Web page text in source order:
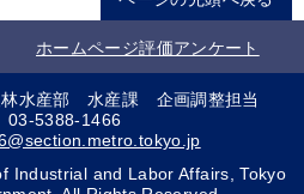
ホームページ評価アンケート
水産部 水産課 企画調整担当
03-5388-1466
Industrial and Labor Affairs, Tokyo